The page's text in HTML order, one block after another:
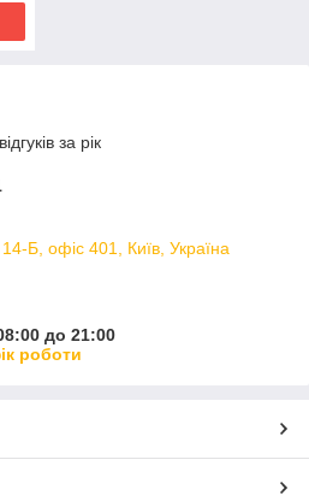
за рік
Б, офіс 401, Київ, Україна
до 21:00
роботи